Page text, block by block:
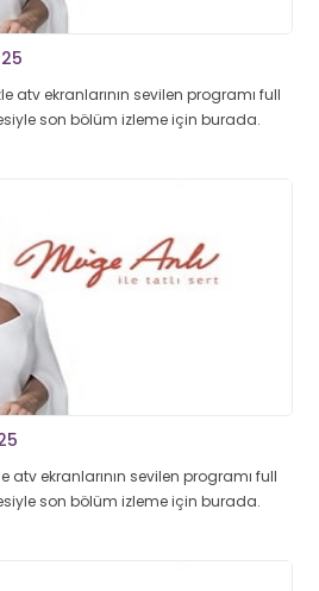
atv ekranlarının sevilen programı full
son bölüm izleme için burada.
atv ekranlarının sevilen programı full
son bölüm izleme için burada.